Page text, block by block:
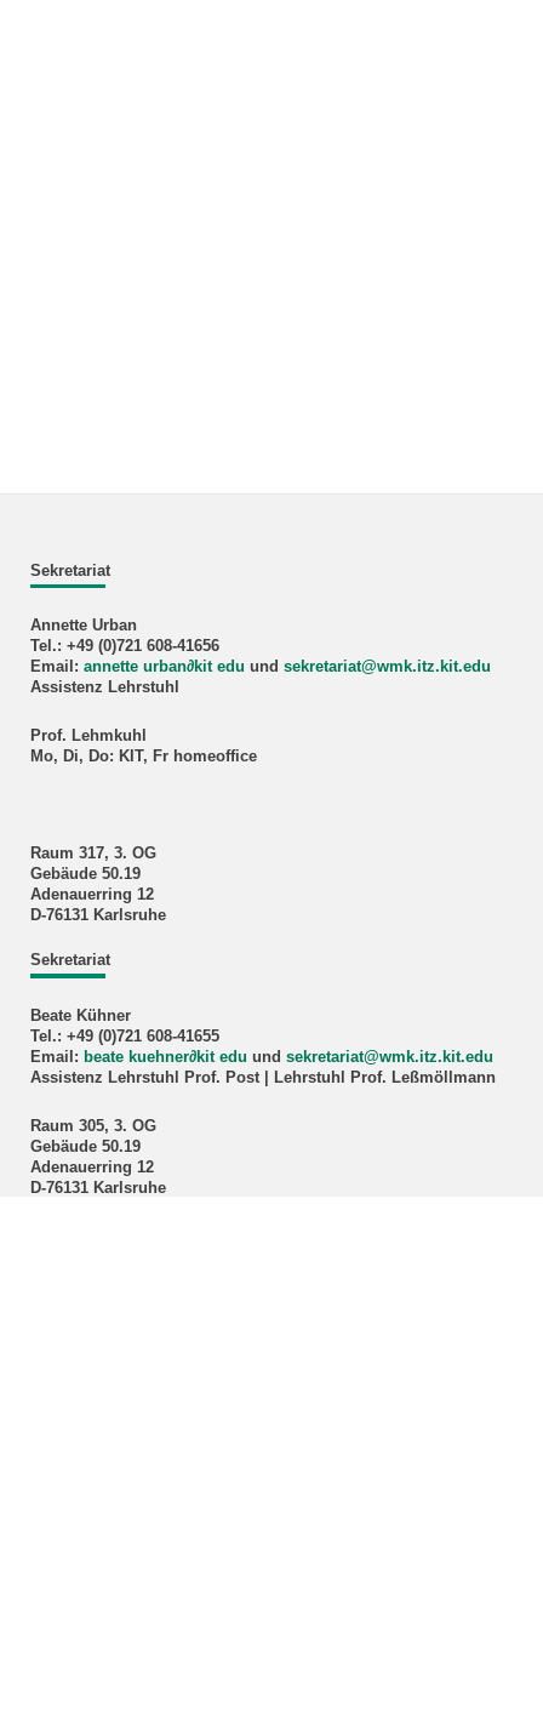
Sekretariat
Annette Urban
Tel.: +49 (0)721 608-41656
Email: annette urban∂kit edu und sekretariat@wmk.itz.kit.edu
Assistenz Lehrstuhl
Prof. Lehmkuhl
Mo, Di, Do: KIT, Fr homeoffice
Raum 317, 3. OG
Gebäude 50.19
Adenauerring 12
D-76131 Karlsruhe
Sekretariat
Beate Kühner
Tel.: +49 (0)721 608-41655
Email: beate kuehner∂kit edu und sekretariat@wmk.itz.kit.edu
Assistenz Lehrstuhl Prof. Post | Lehrstuhl Prof. Leßmöllmann
Raum 305, 3. OG
Gebäude 50.19
Adenauerring 12
D-76131 Karlsruhe